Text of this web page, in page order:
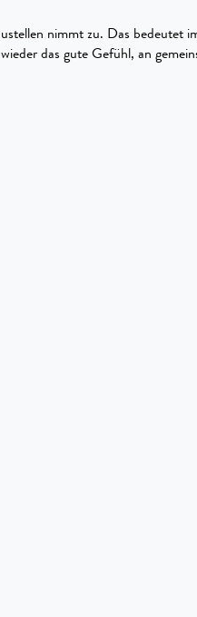
nimmt zu. Das bedeutet
das gute Gefühl, an